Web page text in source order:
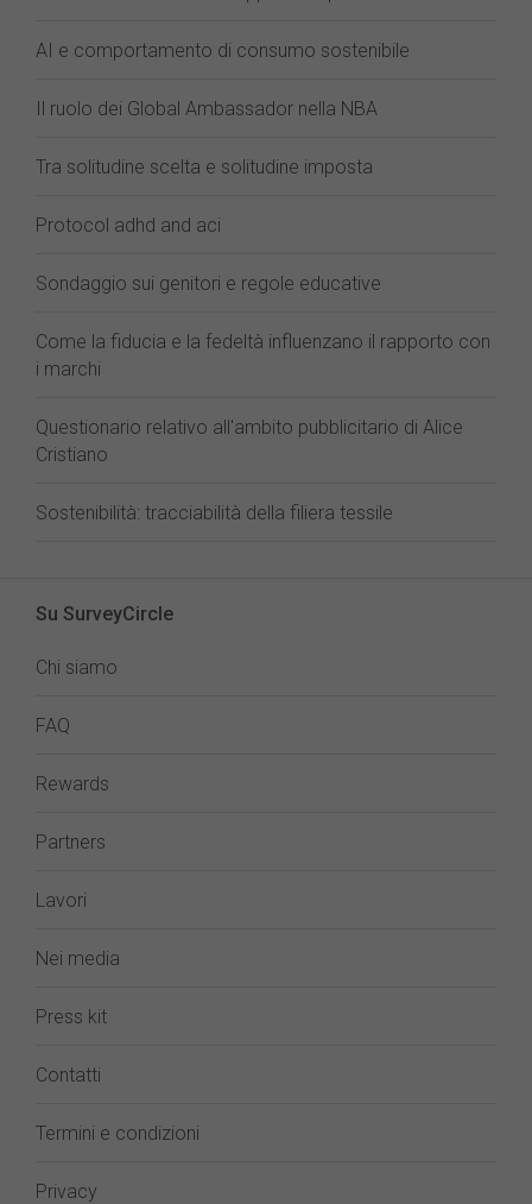
AI e comportamento di consumo sostenibile
Il ruolo dei Global Ambassador nella NBA
Tra solitudine scelta e solitudine imposta
Protocol adhd and aci
Sondaggio sui genitori e regole educative
Come la fiducia e la fedeltà influenzano il rapporto con
i marchi
Questionario relativo all'ambito pubblicitario di Alice
Cristiano
Sostenibilità: tracciabilità della filiera tessile
Su SurveyCircle
Chi siamo
FAQ
Rewards
Partners
Lavori
Nei media
Press kit
Contatti
Termini e condizioni
Privacy